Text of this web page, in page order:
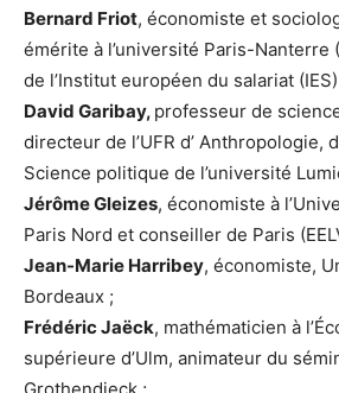
Bernard Friot, économiste et
émérite à l’université Paris-Nanterre
de l’Institut européen du salariat
David Garibay, professeur de
directeur de l’UFR d’ Anthropologie,
Science politique de l’université
Jérôme Gleizes, économiste à
Paris Nord et conseiller de Paris
Jean-Marie Harribey, économiste,
Bordeaux ;
Frédéric Jaëck, mathématicien à
supérieure d’Ulm, animateur du
Grothendieck ;